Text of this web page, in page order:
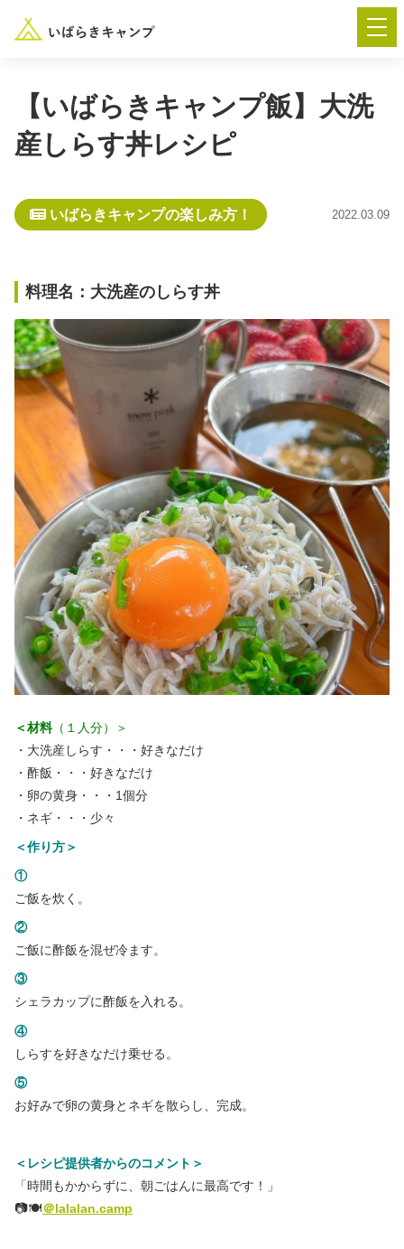
― AUTUMN FESTA 2026 ―
春夏キャンプ
秋冬キャンプ
海辺キャンプ 川辺キャンプ
湖畔キャンプ
利用規約
プライバシーポリシー
【いばらきキャンプ飯】大洗
産しらす丼レシピ
いばらきキャンプの楽しみ方！ 2022.03.09
料理名：大洗産のしらす丼
＜材料（１人分）＞
・大洗産しらす・・・好きなだけ
・酢飯・・・好きなだけ
・卵の黄身・・・1個分
・ネギ・・・少々
＜作り方＞
①
ご飯を炊く。
②
ご飯に酢飯を混ぜ冷ます。
③
シェラカップに酢飯を入れる。
④
しらすを好きなだけ乗せる。
⑤
お好みで卵の黄身とネギを散らし、完成。
＜レシピ提供者からのコメント＞
「時間もかからずに、朝ごはんに最高です！」
📷🍽＠lalalan.camp